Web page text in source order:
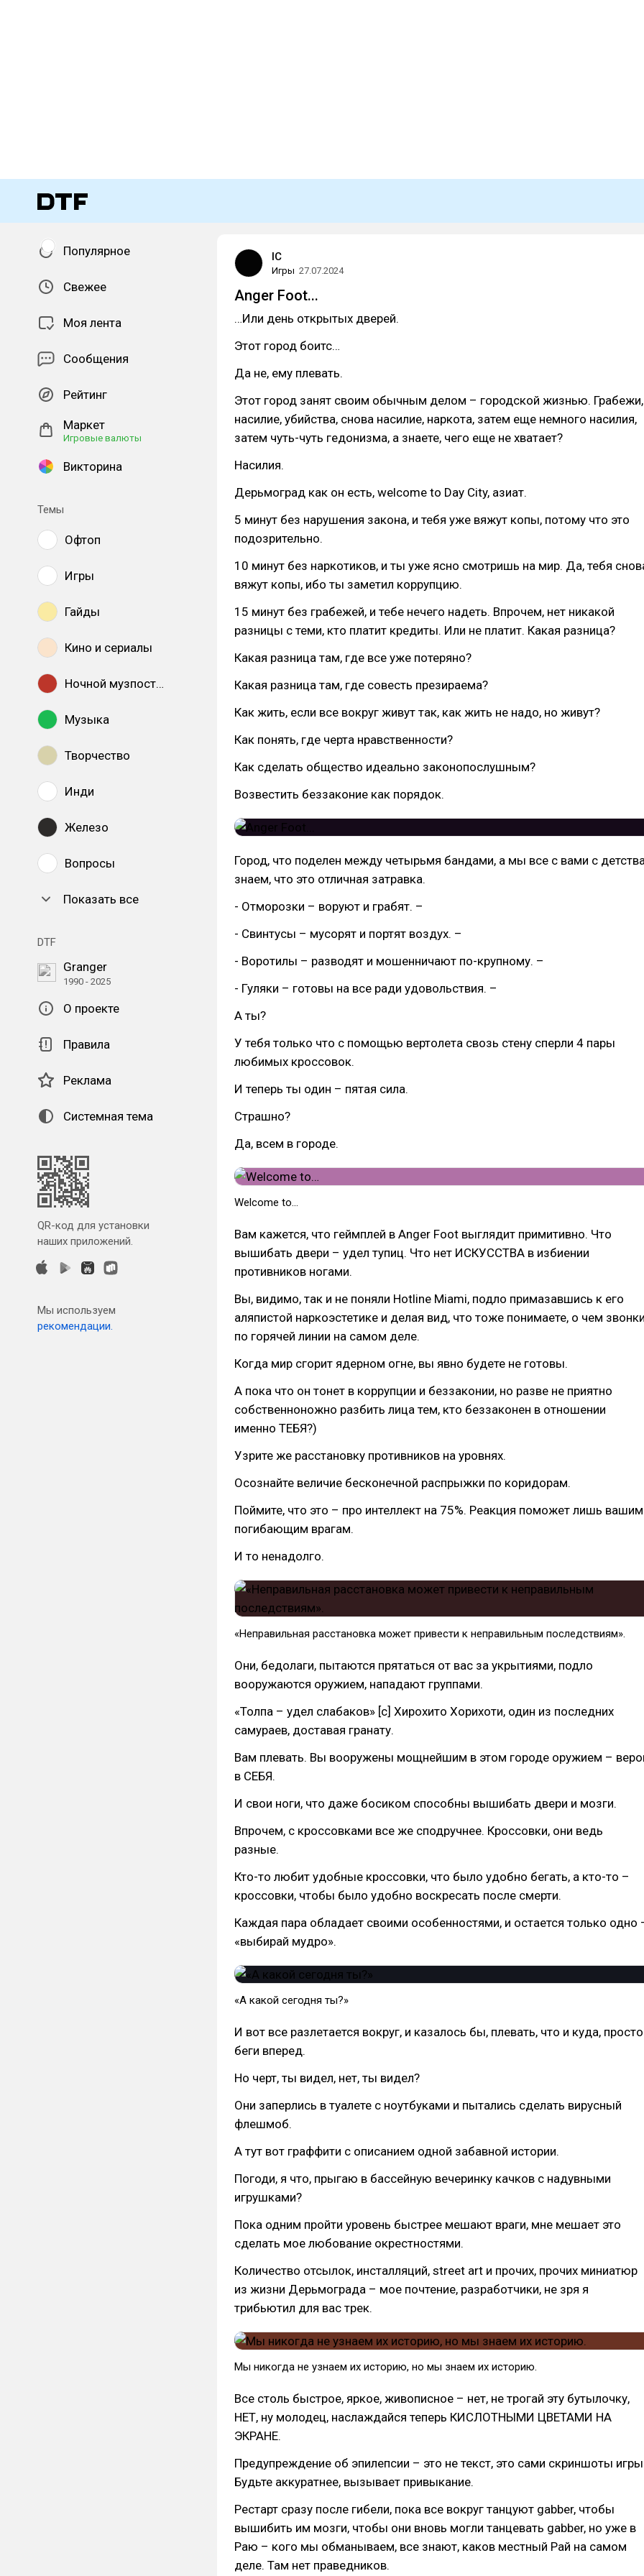
Популярное
Свежее
Моя лента
Сообщения
Рейтинг
Маркет
Игровые валюты
Викторина
Темы
Офтоп
Игры
Гайды
Кино и сериалы
Ночной музпостинг
Музыка
Творчество
Инди
Железо
Вопросы
Показать все
DTF
Granger
1990 - 2025
О проекте
Правила
Реклама
Системная тема
QR-код для установки
наших приложений.
Мы используем
рекомендации.
IC
Игры 27.07.2024
Anger Foot...
…Или день открытых дверей.
Этот город боитс…
Да не, ему плевать.
Этот город занят своим обычным делом – городской жизнью. Грабежи,
насилие, убийства, снова насилие, наркота, затем еще немного насилия,
затем чуть-чуть гедонизма, а знаете, чего еще не хватает?
Насилия.
Дерьмоград как он есть, welcome to Day City, азиат.
5 минут без нарушения закона, и тебя уже вяжут копы, потому что это
подозрительно.
10 минут без наркотиков, и ты уже ясно смотришь на мир. Да, тебя
вяжут копы, ибо ты заметил коррупцию.
15 минут без грабежей, и тебе нечего надеть. Впрочем, нет никакой
разницы с теми, кто платит кредиты. Или не платит. Какая разница?
Какая разница там, где все уже потеряно?
Какая разница там, где совесть презираема?
Как жить, если все вокруг живут так, как жить не надо, но живут?
Как понять, где черта нравственности?
Как сделать общество идеально законопослушным?
Возвестить беззаконие как порядок.
Город, что поделен между четырьмя бандами, а мы все с вами с
знаем, что это отличная затравка.
- Отморозки – воруют и грабят. –
- Свинтусы – мусорят и портят воздух. –
- Воротилы – разводят и мошенничают по-крупному. –
- Гуляки – готовы на все ради удовольствия. –
А ты?
У тебя только что с помощью вертолета свозь стену сперли 4 пары
любимых кроссовок.
И теперь ты один – пятая сила.
Страшно?
Да, всем в городе.
Welcome to…
Вам кажется, что геймплей в Anger Foot выглядит примитивно. Что
вышибать двери – удел тупиц. Что нет ИСКУССТВА в избиении
противников ногами.
Вы, видимо, так и не поняли Hotline Miami, подло примазавшись к его
аляпистой наркоэстетике и делая вид, что тоже понимаете, о чем
по горячей линии на самом деле.
Когда мир сгорит ядерном огне, вы явно будете не готовы.
А пока что он тонет в коррупции и беззаконии, но разве не приятно
собственноножно разбить лица тем, кто беззаконен в отношении
именно ТЕБЯ?)
Узрите же расстановку противников на уровнях.
Осознайте величие бесконечной распрыжки по коридорам.
Поймите, что это – про интеллект на 75%. Реакция поможет лишь вашим
погибающим врагам.
И то ненадолго.
«Неправильная расстановка может привести к неправильным последствиям».
Они, бедолаги, пытаются прятаться от вас за укрытиями, подло
вооружаются оружием, нападают группами.
«Толпа – удел слабаков» [c] Хирохито Хорихоти, один из последних
самураев, доставая гранату.
Вам плевать. Вы вооружены мощнейшим в этом городе оружием –
в СЕБЯ.
И свои ноги, что даже босиком способны вышибать двери и мозги.
Впрочем, с кроссовками все же сподручнее. Кроссовки, они ведь
разные.
Кто-то любит удобные кроссовки, что было удобно бегать, а кто-то –
кроссовки, чтобы было удобно воскресать после смерти.
Каждая пара обладает своими особенностями, и остается только одно
«выбирай мудро».
«А какой сегодня ты?»
И вот все разлетается вокруг, и казалось бы, плевать, что и куда, просто
беги вперед.
Но черт, ты видел, нет, ты видел?
Они заперлись в туалете с ноутбуками и пытались сделать вирусный
флешмоб.
А тут вот граффити с описанием одной забавной истории.
Погоди, я что, прыгаю в бассейную вечеринку качков с надувными
игрушками?
Пока одним пройти уровень быстрее мешают враги, мне мешает это
сделать мое любование окрестностями.
Количество отсылок, инсталляций, street art и прочих, прочих миниатюр
из жизни Дерьмограда – мое почтение, разработчики, не зря я
трибьютил для вас трек.
Мы никогда не узнаем их историю, но мы знаем их историю.
Все столь быстрое, яркое, живописное – нет, не трогай эту бутылочку,
НЕТ, ну молодец, наслаждайся теперь КИСЛОТНЫМИ ЦВЕТАМИ НА
ЭКРАНЕ.
Предупреждение об эпилепсии – это не текст, это сами скриншоты
Будьте аккуратнее, вызывает привыкание.
Рестарт сразу после гибели, пока все вокруг танцуют gabber, чтобы
вышибить им мозги, чтобы они вновь могли танцевать gabber, но уже в
Раю – кого мы обманываем, все знают, каков местный Рай на самом
деле. Там нет праведников.